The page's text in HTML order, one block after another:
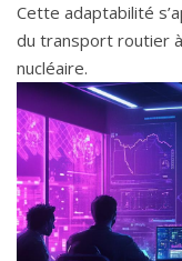
Cette adaptabilité
du transport routier
nucléaire.